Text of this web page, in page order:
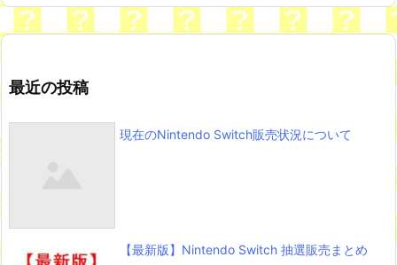
最近の投稿
現在のNintendo Switch販売状況について
【最新版】Nintendo Switch 抽選販売まとめ